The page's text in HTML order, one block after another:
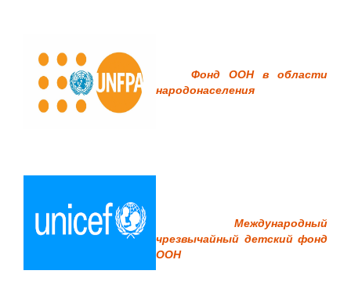
Фонд ООН в области
народонаселения
Международный
чрезвычайный детский фонд
ООН